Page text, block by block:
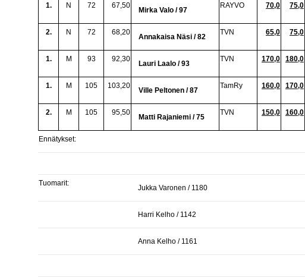
1. N 72 67,50
Mirka Valo / 97
RAYVO 70,0 75,0
2. N 72 68,20
Annakaisa Näsi / 82
TVN 65,0 75,0
1. M 93 92,30
Lauri Laalo / 93
TVN 170,0 180,0
1. M 105 103,20
Ville Peltonen / 87
TamRy 160,0 170,0
2. M 105 95,50
Matti Rajaniemi / 75
TVN 150,0 160,0
Ennätykset:
Tuomarit:
Jukka Varonen / 1180
Harri Kelho / 1142
Anna Kelho / 1161